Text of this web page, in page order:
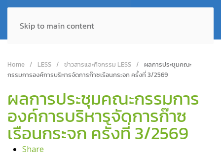
Skip to main content
Home LESS ข่าวสารและกิจกรรม LESS
ผลการประชุมคณะ
กรรมการองค์การบริหารจัดการก๊าซเรือนกระจก ครั้งที่ 3/2569
ผลการประชุมคณะกรรมการ
องค์การบริหารจัดการก๊าซ
เรือนกระจก ครั้งที่ 3/2569
Share